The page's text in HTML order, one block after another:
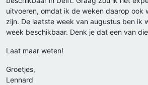
uitvoeren, omdat ik de weken daarop ook
zijn. De laatste week van augustus ben ik
week beschikbaar. Denk je dat een van
Laat maar weten!
Groetjes,
Lennard